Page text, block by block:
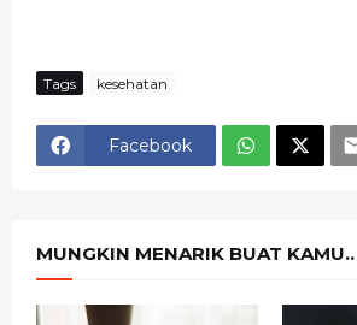
Tags kesehatan
Facebook
MUNGKIN MENARIK BUAT KAMU..